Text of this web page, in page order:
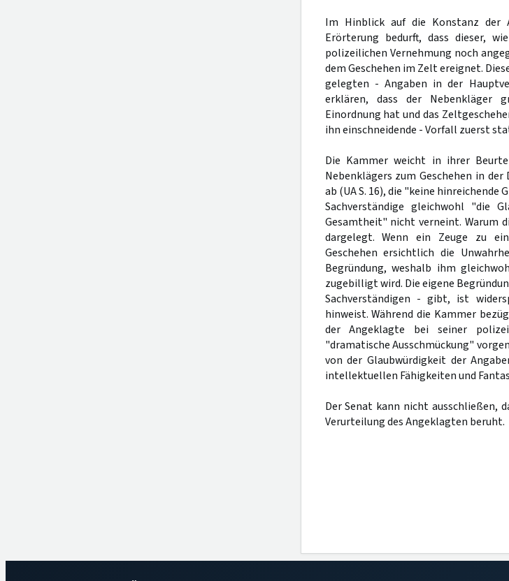
Im Hinblick auf die Konstanz der
Erörterung bedurft, dass dieser,
polizeilichen Vernehmung noch
dem Geschehen im Zelt ereignet.
gelegten - Angaben in der
erklären, dass der Nebenkläger
Einordnung hat und das
ihn einschneidende - Vorfall zuerst
Die Kammer weicht in ihrer
Nebenklägers zum Geschehen in
ab (UA S. 16), die "keine
Sachverständige gleichwohl "die
Gesamtheit" nicht verneint. Warum
dargelegt. Wenn ein Zeuge zu
Geschehen ersichtlich die
Begründung, weshalb ihm
zugebilligt wird. Die eigene
Sachverständigen - gibt, ist
hinweist. Während die Kammer
der Angeklagte bei seiner
"dramatische Ausschmückung"
von der Glaubwürdigkeit der
intellektuellen Fähigkeiten und
Der Senat kann nicht ausschließen,
Verurteilung des Angeklagten beruht.